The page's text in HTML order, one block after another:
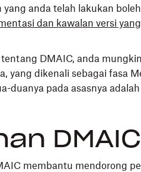
anda telah lakukan
dan kawalan versi
DMAIC, anda
yang dikenali sebagai fasa
duanya pada asasnya adalah
membantu mendorong